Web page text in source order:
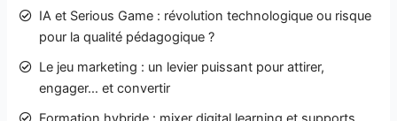
IA et Serious Game : révolution technologique ou risque
pour la qualité pédagogique ?
Le jeu marketing : un levier puissant pour attirer,
engager… et convertir